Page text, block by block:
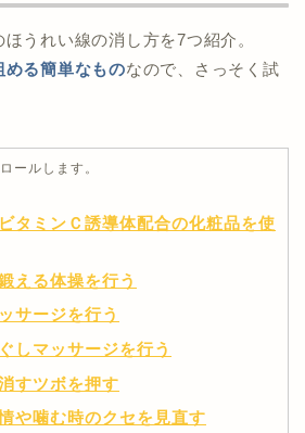
うれい線の消し方を7つ紹介。
る簡単なものなので、さっそく試
ールします。
タミンＣ誘導体配合の化粧品を使
える体操を行う
サージを行う
しマッサージを行う
すツボを押す
や噛む時のクセを見直す